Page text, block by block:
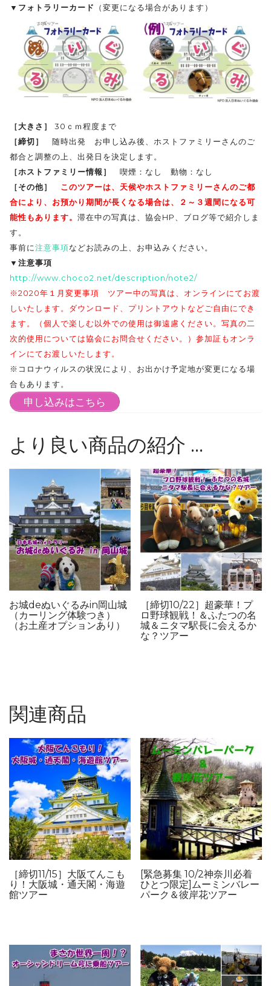
▼フォトラリーカード
（変更になる場合があります）
［大きさ］
30ｃｍ程度まで
［締切］
随時出発 お申し込み後、ホストファミリーさんのご
都合と調整の上、出発日を決定します。
［ホストファミリー情報］
喫煙：なし 動物：なし
［その他］
このツアーは、天候やホストファミリーさんのご都
合により、お預かり期間が長くなる場合は、２～３週間になる可
能性もあります。 滞在中の写真は、協会HP、ブログ等で紹介しま
す。
事前に注意事項などお読みの上、お申込みください。
▼注意事項
http://www.choco2.net/description/note2/
※2020年１月変更事項 ツアー中の写真は、オンラインにてお渡
しいたします。ダウンロード、プリントアウトなどご自由にでき
ます。（個人で楽しむ以外での使用は御遠慮ください。写真の二
次的使用については協会にお問合せください。）参加証もオンラ
インにてお渡しいたします。
※コロナウィルスの状況により、お出かけ予定地が変更になる場
合もあります。
申し込みはこちら
より良い商品の紹介 …
お城deぬいぐるみin岡山城
（カーリング体験つき）
（お土産オプションあり）
［締切10/22］超豪華！プ
ロ野球観戦！＆ふたつの名
城＆ニタマ駅長に会えるか
な？ツアー
関連商品
［締切11/15］大阪てんこも
り！大阪城・通天閣・海遊
館ツアー
[緊急募集 10/2神奈川必着
ひとつ限定]ムーミンバレー
パーク＆彼岸花ツアー